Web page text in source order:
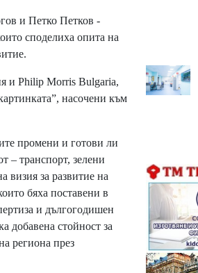
и Петко Петков -
споделиха опита на
и Philip Morris Bulgaria,
насочени към
промени и готови ли
– транспорт, зелени
визия за развитие на
бяха поставени в
и дългогодишен
добавена стойност за
региона през